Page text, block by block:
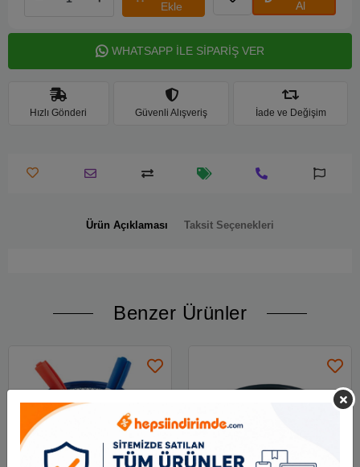
Ekle
Al
WHATSAPP İLE SİPARİŞ VER
Hızlı Gönderi Güvenli Alışveriş İade ve Değişim
Ürün Açıklaması Taksit Seçenekleri
Benzer Ürünler